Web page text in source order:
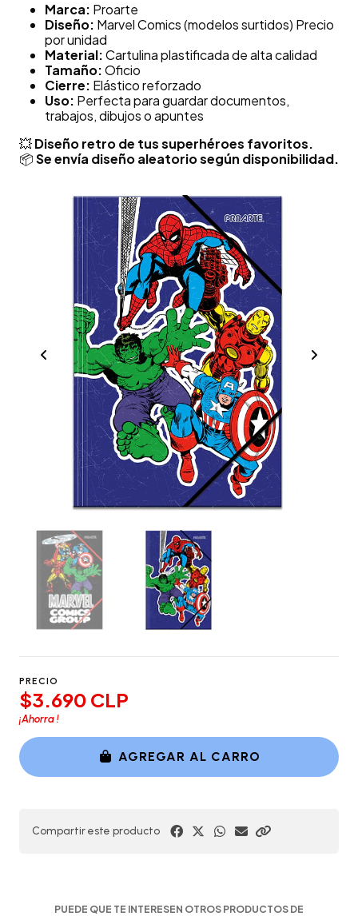
Marca: Proarte
Diseño: Marvel Comics (modelos surtidos) Precio
por unidad
Material:Cartulina plastificada de alta calidad
Tamaño:Oficio
Cierre: Elástico reforzado
Uso: Perfecta para guardar documentos,
trabajos, dibujos o apuntes
💥Diseño retro de tus superhéroes favoritos.
📦Se envía diseño aleatorio según disponibilidad.
PRECIO
$3.690 CLP
¡Ahorra!
AGREGAR AL CARRO
Compartir este producto
PUEDE QUE TE INTERESEN OTROS PRODUCTOS DE